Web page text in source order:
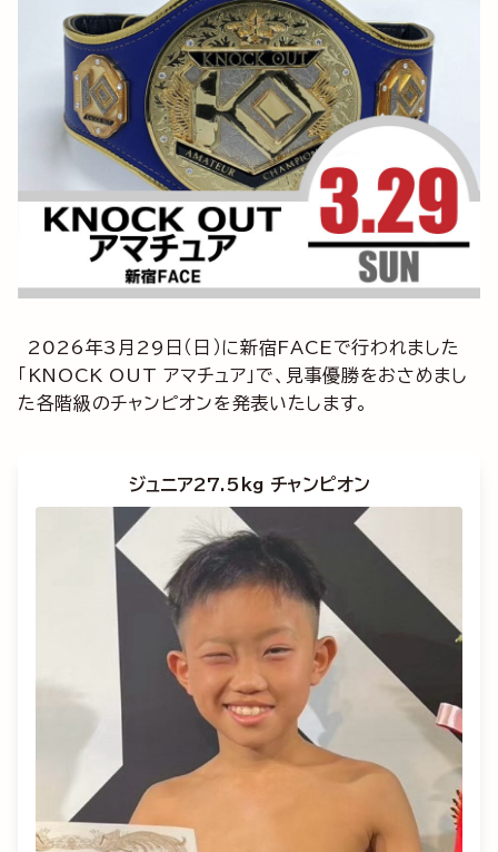
2026年3月29日（日）に新宿FACEで行われました
「KNOCK OUT アマチュア」で、見事優勝をおさめまし
た各階級のチャンピオンを発表いたします。
ジュニア27.5kg チャンピオン